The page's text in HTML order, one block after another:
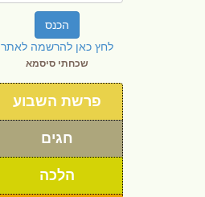
הכנס
לחץ כאן להרשמה לאתר
שכחתי סיסמא
פרשת השבוע
חגים
הלכה